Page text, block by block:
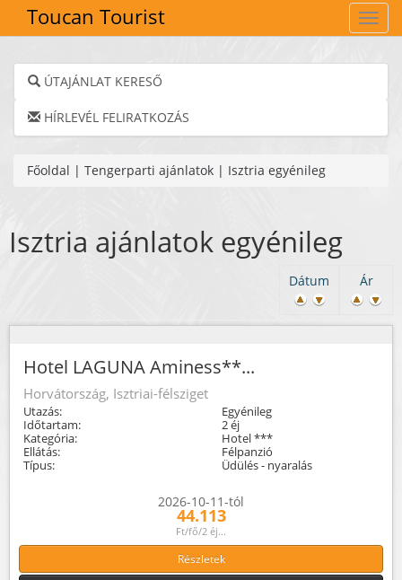
Toucan Tourist
ÚTAJÁNLAT KERESŐ
HÍRLEVÉL FELIRATKOZÁS
Főoldal | Tengerparti ajánlatok | Isztria egyénileg
Isztria ajánlatok egyénileg
Ár
Dátum
Hotel LAGUNA Aminess**...
Horvátország, Isztriai-félsziget
Utazás:
Egyénileg
Időtartam:
2 éj
Kategória:
Hotel ***
Ellátás:
Félpanzió
Típus:
Üdülés - nyaralás
2026-10-11-tól
44.113
Ft/fő/2 éj...
Részletek